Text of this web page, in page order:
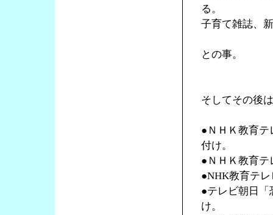
る。
子育て雑誌、
との事。
そしてその後は
●ＮＨＫ教育テ
付け。
●ＮＨＫ教育テ
●NHK教育テ
●テレビ朝日「
け。